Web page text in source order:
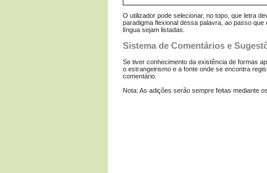
O utilizador pode selecionar, no topo, que letra
paradigma flexional dessa palavra, ao passo
língua sejam listadas.
Sistema de Comentários e
Se tiver conhecimento da existência de formas
o estrangeirismo e a fonte onde se encontra
comentário.
Nota: As adições serão sempre feitas mediante